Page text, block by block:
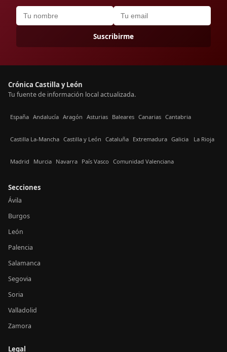
Suscribirme
Crónica Castilla y León
Tu fuente de información local actualizada.
España Andalucía Aragón Asturias Baleares Canarias Cantabria
Castilla La-Mancha Castilla y León Cataluña Extremadura Galicia La Rioja
Madrid Murcia Navarra País Vasco Comunidad Valenciana
Secciones
Ávila
Burgos
León
Palencia
Salamanca
Segovia
Soria
Valladolid
Zamora
Legal